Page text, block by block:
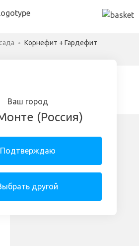
Ваш город
(Россия)
Подтверждаю
другой
Корнефит + Гардефит